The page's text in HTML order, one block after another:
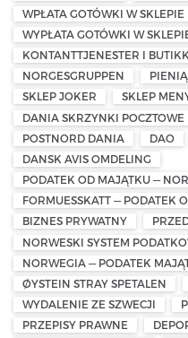
WPŁATA GOTÓWKI W SKLEPIE
WYPŁATA GOTÓWKI W
KONTANTTJENESTER I BUTIKK
NORGESGRUPPEN
SKLEP JOKER
SKLEP
DANIA SKRZYNKI POCZTOWE
POSTNORD DANIA
DAO
DANSK AVIS OMDELING
PODATEK OD MAJĄTKU —
FORMUESSKATT — PODATEK
BIZNES PRYWATNY
NORWESKI SYSTEM
NORWEGIA — PODATEK
ØYSTEIN STRAY SPETALEN
WYDALENIE ZE SZWECJI
PRZEPISY PRAWNE